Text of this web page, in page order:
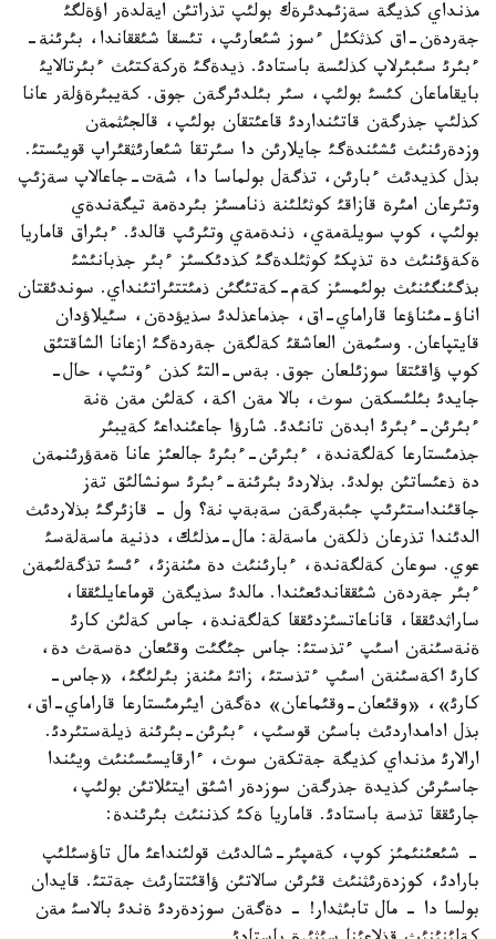
مذنداي كذيگة سةزئمدئرةك بولئپ تذراتئن ايةلدةر اؤةلگئ
جةردةن-اق كذثكئل ءسوز شئعارئپ، تئسقا شئققاندا، بئرئنة-
ءبئرئ سئبئرلاپ كذلئسة باستادئ. ذيدةگئ ةركةكتئث ءبئرتالايئ
بايقاماعان كئسئ بولئپ، سئر بئلدئرگةن جوق. كةيبئرةؤلةر عانا
كذلئپ جذرگةن قاتئنداردئ قاعئتقان بولئپ، قالجئثمةن
وزدةرئنئث ئشئندةگئ جايلارئن دا سئرتقا شئعارئثقئراپ قويئستئ.
بذل كذيدئث ءبارئن، تذگةل بولماسا دا، شةت-جاعالاپ سةزئپ
وتئرعان امئرة قازاقئ كوثئلئنة ذنامسئز بئردةمة تيگةندةي
بولئپ، كوپ سويلةمةي، ذندةمةي وتئرئپ قالدئ. ءبئراق قاماريا
ةكةؤئنئث دة تذپكئ كوثئلدةگئ كذدئكسئز ءبئر جذبانئشئ
بذگئنگئنئث بولئمسئز كةم-كةتئگئن ذمئتتئراتئنداي. سوندئقتان
اناؤ-مئناؤعا قاراماي-اق، جذماعذلدئ سذيؤدةن، سئيلاؤدان
قايتپاعان. وسئمةن العاشقئ كةلگةن جةردةگئ ازعانا الشاقتئق
كوپ ؤاقئتقا سوزئلعان جوق. بةس-التئ كذن ءوتئپ، حال-
جايدئ بئلئسكةن سوث، بالا مةن اكة، كةلئن مةن ةنة
ءبئرئن-ءبئرئ ابدةن تانئدئ. شارؤا جاعئنداعئ كةيبئر
جذمئستارعا كةلگةندة، ءبئرئن-ءبئرئ جالعئز عانا ةمةؤرئنمةن
دة ذعئساتئن بولدئ. بذلاردئ بئرئنة-ءبئرئ سونشالئق تةز
جاقئنداستئرئپ جئبةرگةن سةبةپ نة؟ ول - قازئرگئ بذلاردئث
الدئندا تذرعان ذلكةن ماسةلة: مال-مذلئك، دذنية ماسةلةسئ
عوي. سوعان كةلگةندة، ءبارئنئث دة مئنةزئ، ءئسئ تذگةلئمةن
ءبئر جةردةن شئققاندئعئندا. مالدئ سذيگةن قوماعايلئققا،
ساراثدئققا، قاناعاتسئزدئققا كةلگةندة، جاس كةلئن كارئ
ةنةسئنةن اسئپ ءتذستئ: جاس جئگئت وقئعان دةسةث دة،
كارئ اكةسئنةن اسئپ ءتذستئ، زاتئ مئنةز بئرلئگئ، «جاس-
كارئ»، «وقئعان-وقئماعان» دةگةن ايئرمئستارعا قاراماي-اق،
بذل ادامداردئث باسئن قوسئپ، ءبئرئن-بئرئنة ذيلةستئردئ.
ارالارئ مذنداي كذيگة جةتكةن سوث، ءارقايسئسئنئث ويئندا
جاسئرئن كذيدة جذرگةن سوزدةر اشئق ايتئلاتئن بولئپ،
جارئققا تذسة باستادئ. قاماريا ةكئ كذننئث بئرئندة:
- شئعئنئمئز كوپ، كةمپئر-شالدئث قولئنداعئ مال تاؤسئلئپ
بارادئ، كوزدةرئثنئث قئرئن سالاتئن ؤاقئتتارئث جةتتئ. قايدان
بولسا دا - مال تابئثدار! - دةگةن سوزدةردئ ةندئ بالاسئ مةن